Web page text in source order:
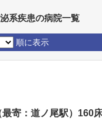
系疾患の病院一覧
順に表示
寄：道ノ尾駅）160